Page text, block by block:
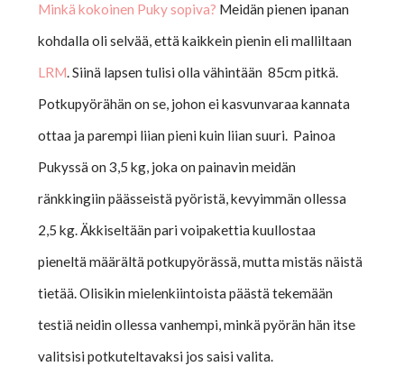
Minkä kokoinen Puky sopiva? Meidän pienen ipanan
kohdalla oli selvää, että kaikkein pienin eli malliltaan
LRM. Siinä lapsen tulisi olla vähintään 85cm pitkä.
Potkupyörähän on se, johon ei kasvunvaraa kannata
ottaa ja parempi liian pieni kuin liian suuri. Painoa
Pukyssä on 3,5 kg, joka on painavin meidän
ränkkingiin päässeistä pyöristä, kevyimmän ollessa
2,5 kg. Äkkiseltään pari voipakettia kuullostaa
pieneltä määrältä potkupyörässä, mutta mistäs näistä
tietää. Olisikin mielenkiintoista päästä tekemään
testiä neidin ollessa vanhempi, minkä pyörän hän itse
valitsisi potkuteltavaksi jos saisi valita.